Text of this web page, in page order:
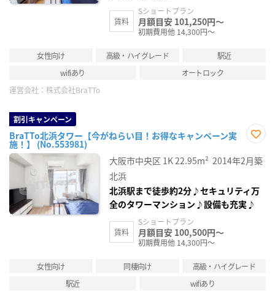
賃料
Sショートプラン
月額目安 101,250円～
初期費用他 14,300円～
女性向け 高級・ハイグレード
駅近
wifiあり
オートロック
運営会社： 株式会社BraTTo
割引キャンペーン
BraTTo北浜タワー【今がねらい目！お得なキャンペーン実
施！】 (No.553981)
に入
り登
大阪市中央区 1K22.95m² 2014年2月築
北浜
北浜駅まで徒歩約2分♪セキュリティ万
全のタワーマンション♪設備も充実♪
賃料
Sショートプラン
月額目安 100,500円～
初期費用他 14,300円～
女性向け 同棲向け
高級・ハイグレード
駅近
wifiあり